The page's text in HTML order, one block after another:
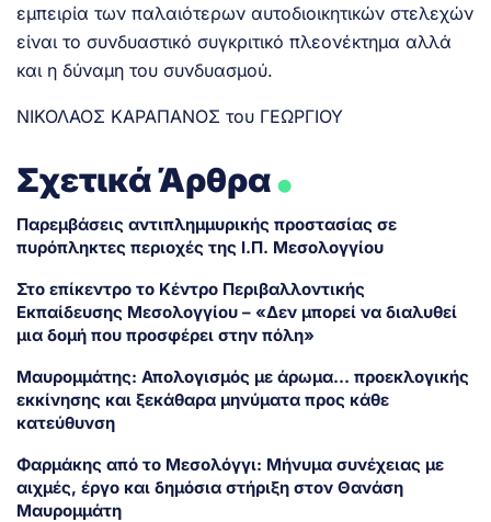
εμπειρία των παλαιότερων αυτοδιοικητικών στελεχών
είναι το συνδυαστικό συγκριτικό πλεονέκτημα αλλά
και η δύναμη του συνδυασμού.
ΝΙΚΟΛΑΟΣ ΚΑΡΑΠΑΝΟΣ του ΓΕΩΡΓΙΟΥ
Σχετικά Άρθρα.
Παρεμβάσεις αντιπλημμυρικής προστασίας σε
πυρόπληκτες περιοχές της Ι.Π. Μεσολογγίου
Στο επίκεντρο το Κέντρο Περιβαλλοντικής
Εκπαίδευσης Μεσολογγίου – «Δεν μπορεί να διαλυθεί
μια δομή που προσφέρει στην πόλη»
Μαυρομμάτης: Απολογισμός με άρωμα… προεκλογικής
εκκίνησης και ξεκάθαρα μηνύματα προς κάθε
κατεύθυνση
Φαρμάκης από το Μεσολόγγι: Μήνυμα συνέχειας με
αιχμές, έργο και δημόσια στήριξη στον Θανάση
Μαυρομμάτη